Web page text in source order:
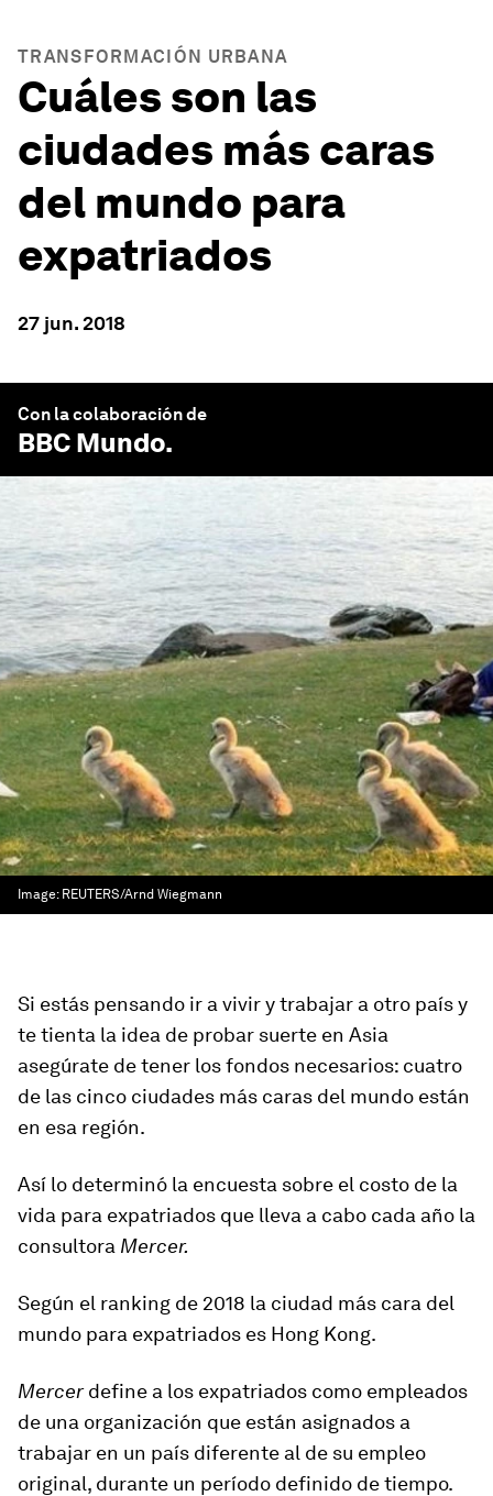
TRANSFORMACIÓN URBANA
Cuáles son las
ciudades más caras
del mundo para
expatriados
27 jun. 2018
Con la colaboración de
BBC Mundo.
Image: REUTERS/Arnd Wiegmann
Si estás pensando ir a vivir y trabajar a otro país y
te tienta la idea de probar suerte en Asia
asegúrate de tener los fondos necesarios: cuatro
de las cinco ciudades más caras del mundo están
en esa región.
Así lo determinó la encuesta sobre el costo de la
vida para expatriados que lleva a cabo cada año la
consultora Mercer.
Según el ranking de 2018 la ciudad más cara del
mundo para expatriados es Hong Kong.
Mercerdefine a los expatriados como empleados
de una organización que están asignados a
trabajar en un país diferente al de su empleo
original, durante un período definido de tiempo.